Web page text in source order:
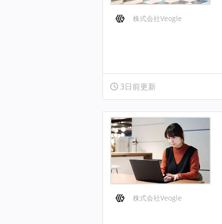
株式会社Veogle
3日前更新
株式会社Veogle